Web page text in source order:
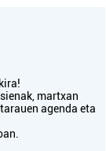
martxan
agenda eta